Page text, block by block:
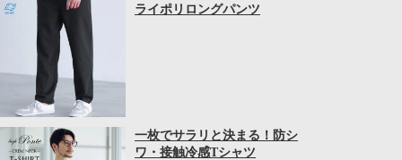
ライポリロングパンツ
一枚でサラリと決まる！防シ
ワ・接触冷感Tシャツ